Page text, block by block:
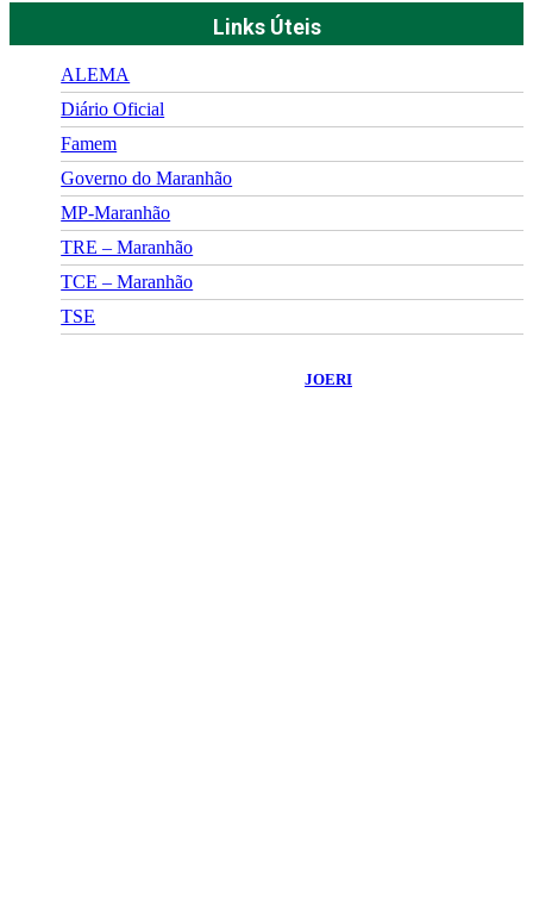
Links Úteis
ALEMA
Diário Oficial
Famem
Governo do Maranhão
MP-Maranhão
TRE – Maranhão
TCE – Maranhão
TSE
JOERI